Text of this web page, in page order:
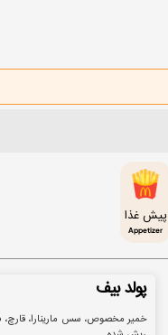
پیش غذا
Appetizer
پولد بیف
خمیر مخصوص، سس مارینارا، قارچ،